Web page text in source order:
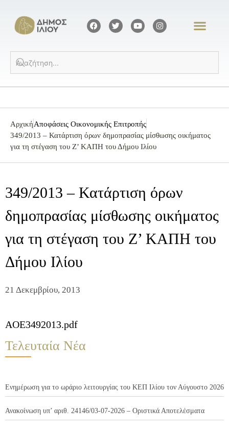
ΑρχικήΑποφάσεις Οικονομικής Επιτροπής
349/2013 – Κατάρτιση όρων δημοπρασίας μίσθωσης οικήματος
για τη στέγαση του Ζ’ ΚΑΠΗ του Δήμου Ιλίου
349/2013 – Κατάρτιση όρων
δημοπρασίας μίσθωσης οικήματος
για τη στέγαση του Ζ’ ΚΑΠΗ του
Δήμου Ιλίου
21 Δεκεμβρίου, 2013
AOE3492013.pdf
Τελευταία Νέα
Ενημέρωση για το ωράριο λειτουργίας του ΚΕΠ Ιλίου τον Αύγουστο 2026
Ανακοίνωση υπ’ αριθ. 24146/03-07-2026 – Οριστικά Αποτελέσματα